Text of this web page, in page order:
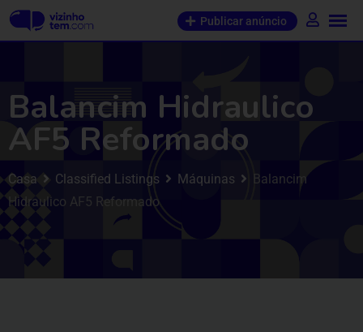
Publicar anúncio
Balancim Hidraulico
AF5 Reformado
Casa Classified Listings Máquinas
Balancim
Hidraulico AF5 Reformado